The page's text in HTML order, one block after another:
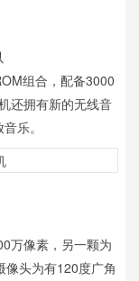
组合，配备3000
还拥有新的无线音
乐。
万像素，另一颗为
头为有120度广角